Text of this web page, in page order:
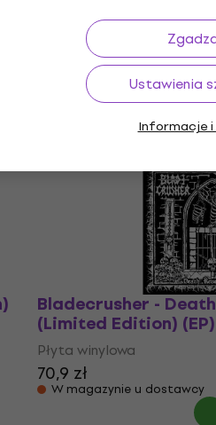
Ustawienia
Informacje i
Bladecrusher -
(Limited Edition) (EP)
Płyta winylowa
70,9 zł
W magazynie u dostawcy